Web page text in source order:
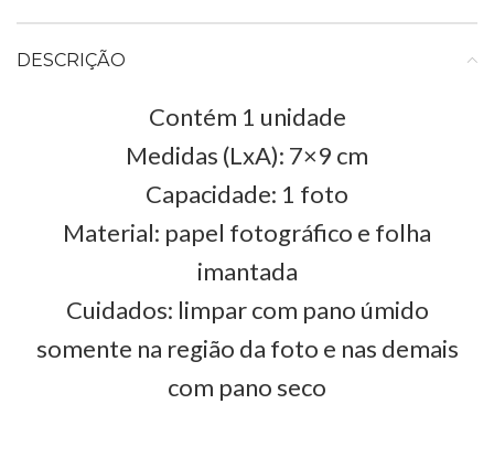
DESCRIÇÃO
Contém 1 unidade
Medidas (LxA): 7×9 cm
Capacidade: 1 foto
Material: papel fotográfico e folha
imantada
Cuidados: limpar com pano úmido
somente na região da foto e nas demais
com pano seco